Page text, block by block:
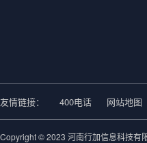
友情链接： 400电话 网站地图
Copyright © 2023 河南行加信息科技有